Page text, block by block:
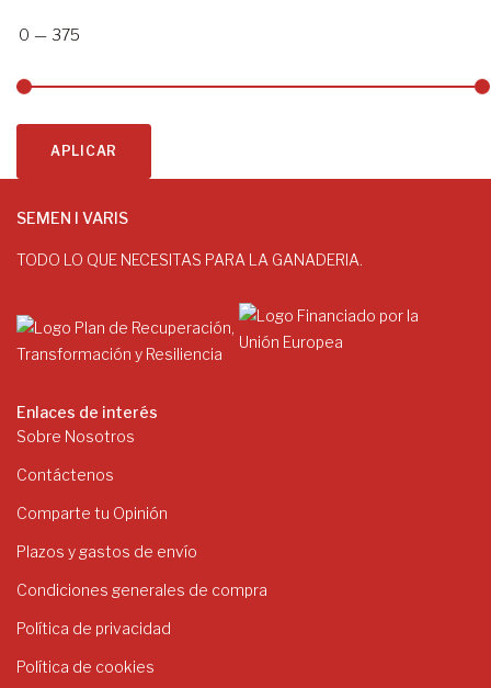
0 — 375
APLICAR
SEMEN I VARIS
TODO LO QUE NECESITAS PARA LA GANADERIA.
Enlaces de interés
Sobre Nosotros
Contáctenos
Comparte tu Opinión
Plazos y gastos de envío
Condiciones generales de compra
Política de privacidad
Política de cookies